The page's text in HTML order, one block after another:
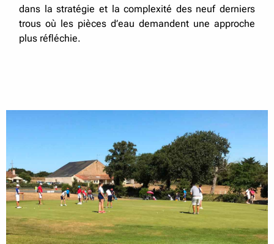
dans la stratégie et la complexité des neuf derniers
trous où les pièces d’eau demandent une approche
plus réfléchie.